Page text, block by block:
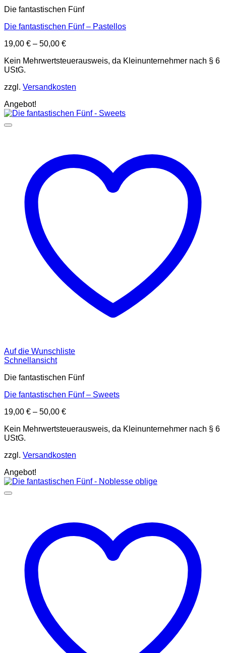
Die fantastischen Fünf
Die fantastischen Fünf – Pastellos
19,00 € – 50,00 €
Kein Mehrwertsteuerausweis, da Kleinunternehmer nach § 6
UStG.
zzgl. Versandkosten
Angebot!
Auf die Wunschliste
Schnellansicht
Die fantastischen Fünf
Die fantastischen Fünf – Sweets
19,00 € – 50,00 €
Kein Mehrwertsteuerausweis, da Kleinunternehmer nach § 6
UStG.
zzgl. Versandkosten
Angebot!